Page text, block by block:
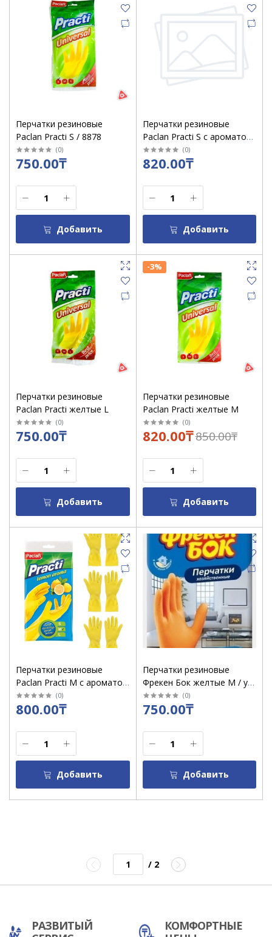
Перчатки резиновые
Paclan Practi S / 8878
(0)
750.00₸
Добавить
Перчатки резиновые
Paclan Practi S с ароматом
яблока, зеленые / уп 10
(0)
820.00₸
Добавить
Перчатки резиновые
Paclan Practi желтые L
(0)
750.00₸
Добавить
-3%
Перчатки резиновые
Paclan Practi желтые M
(0)
850.00₸
820.00₸
Добавить
Перчатки резиновые
Paclan Practi М с ароматом
лимона, жёлтые / уп 10
(0)
800.00₸
Добавить
Перчатки резиновые
Фрекен Бок желтые M / уп
12
(0)
750.00₸
Добавить
/ 2
РАЗВИТЫЙ
КОМФОРТНЫЕ